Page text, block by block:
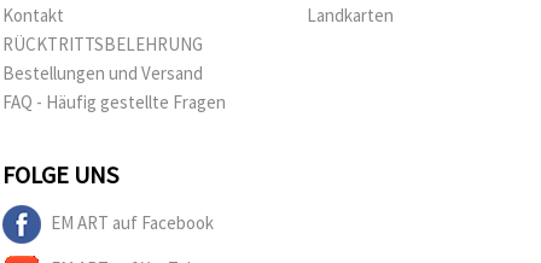
Kontakt
RÜCKTRITTSBELEHRUNG
Bestellungen und Versand
FAQ - Häufig gestellte Fragen
Landkarten
FOLGE UNS
EM ART auf Facebook